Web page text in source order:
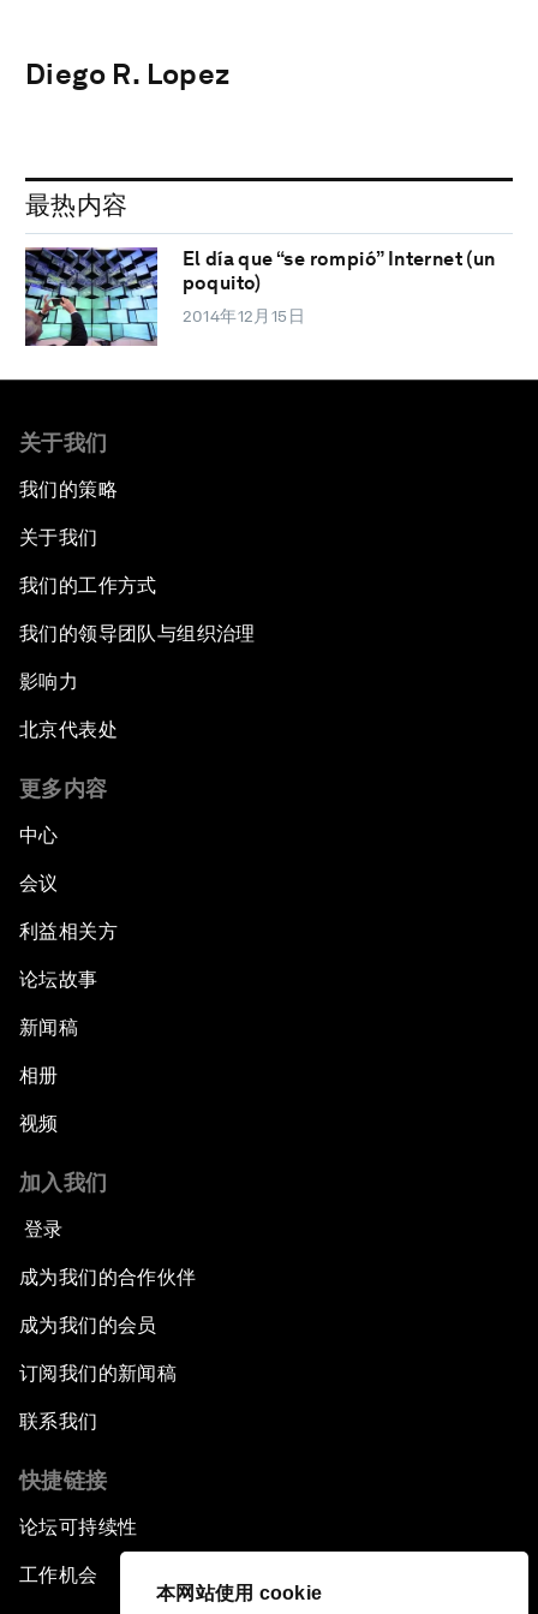
本网站使用 cookie
Diego R. Lopez
最热内容
El día que “se rompió” Internet (un
poquito)
2014年12月15日
关于我们
我们的策略
关于我们
我们的工作方式
我们的领导团队与组织治理
影响力
北京代表处
更多内容
中心
会议
利益相关方
论坛故事
新闻稿
相册
视频
加入我们
登录
成为我们的合作伙伴
成为我们的会员
订阅我们的新闻稿
联系我们
快捷链接
论坛可持续性
工作机会